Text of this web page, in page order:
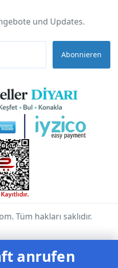
und Updates.
Abonnieren
Tüm hakları saklıdır.
anrufen